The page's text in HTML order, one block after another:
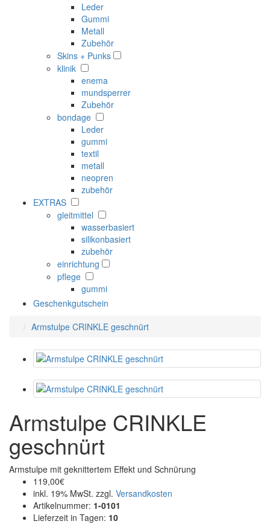
Leder
Gummi
Metall
Zubehör
Skins + Punks
klinik
enema
mundsperrer
Zubehör
bondage
Leder
gummi
textil
metall
neopren
zubehör
EXTRAS
gleitmittel
wasserbasiert
silikonbasiert
zubehör
einrichtung
pflege
gummi
Geschenkgutschein
Armstulpe CRINKLE geschnürt
Armstulpe CRINKLE
geschnürt
Armstulpe mit geknittertem Effekt und Schnürung
119,00€
inkl. 19% MwSt. zzgl. Versandkosten
Artikelnummer: 1-0101
Lieferzeit in Tagen: 10